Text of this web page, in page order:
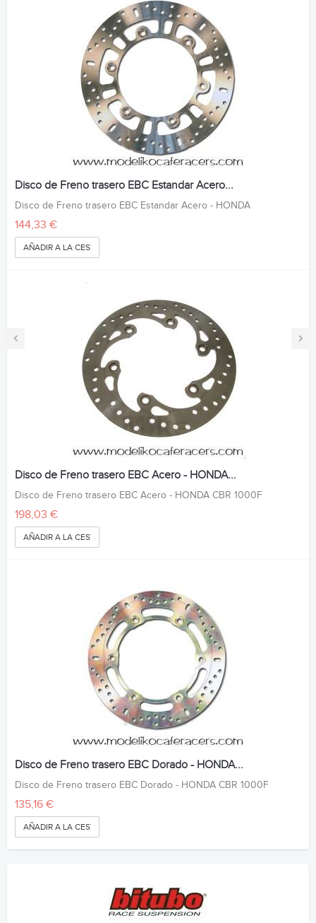
‹ ›
Disco de Freno trasero EBC Estandar Acero...
Disco de Freno trasero EBC Estandar Acero - HONDA
144,33 €
AÑADIR A LA CESTA
Disco de Freno trasero EBC Acero - HONDA...
Disco de Freno trasero EBC Acero - HONDA CBR 1000F
198,03 €
AÑADIR A LA CESTA
Disco de Freno trasero EBC Dorado - HONDA...
Disco de Freno trasero EBC Dorado - HONDA CBR 1000F
135,16 €
AÑADIR A LA CESTA